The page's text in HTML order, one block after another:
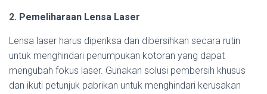
2. Pemeliharaan Lensa Laser
Lensa laser harus diperiksa dan dibersihkan secara rutin
untuk menghindari penumpukan kotoran yang dapat
mengubah fokus laser. Gunakan solusi pembersih khusus
dan ikuti petunjuk pabrikan untuk menghindari kerusakan